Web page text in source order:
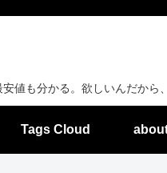
値も分かる。欲しいんだから
Tags Cloud